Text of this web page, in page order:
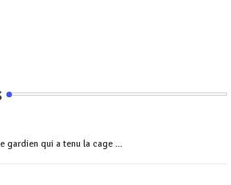
gardien qui a tenu la cage ...